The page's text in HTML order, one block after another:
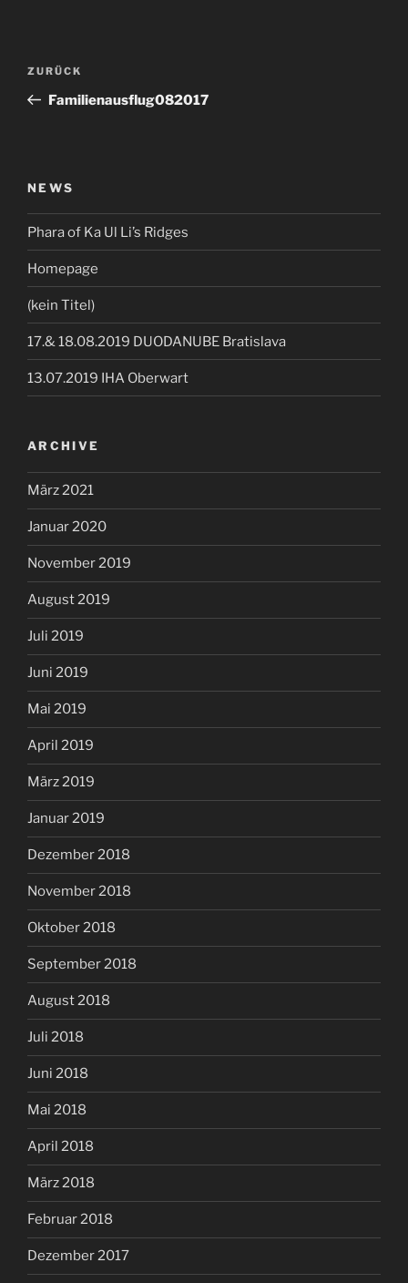
Beitragsnavigation
Vorheriger
Beitrag
ZURÜCK
Familienausflug082017
NEWS
Phara of Ka Ul Li’s Ridges
Homepage
(kein Titel)
17.& 18.08.2019 DUODANUBE Bratislava
13.07.2019 IHA Oberwart
ARCHIVE
März 2021
Januar 2020
November 2019
August 2019
Juli 2019
Juni 2019
Mai 2019
April 2019
März 2019
Januar 2019
Dezember 2018
November 2018
Oktober 2018
September 2018
August 2018
Juli 2018
Juni 2018
Mai 2018
April 2018
März 2018
Februar 2018
Dezember 2017